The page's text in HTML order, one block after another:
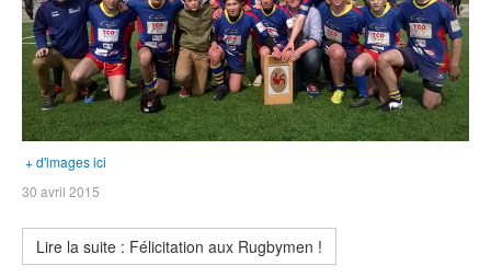
+ d'images ici
30 avril 2015
Lire la suite : Félicitation aux Rugbymen !